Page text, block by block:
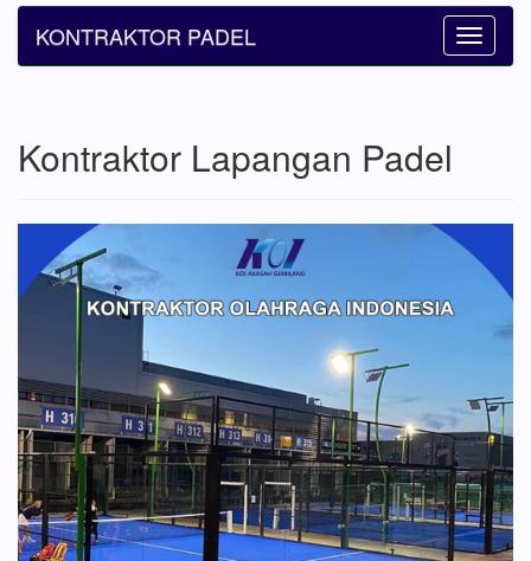
Toggle
KONTRAKTOR PADEL
Kontraktor Lapangan Padel